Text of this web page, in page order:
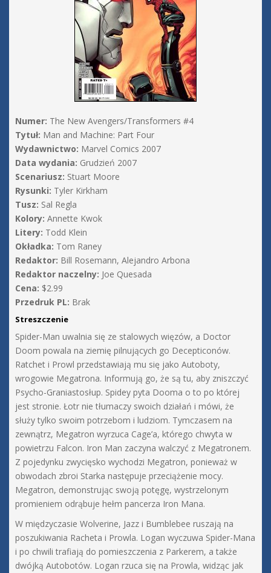
Numer: The New Avengers/Transformers #4
Tytuł: Man and Machine: Part Four
Wydawnictwo: Marvel Comics 2007
Data wydania: Grudzień 2007
Scenariusz: Stuart Moore
Rysunki: Tyler Kirkham
Tusz: Sal Regla
Kolory: Annette Kwok
Litery: Todd Klein
Okładka: Tom Raney
Redaktor: Bill Rosemann, Alejandro Arbona
Redaktor naczelny: Joe Quesada
Cena: $2.99
Przedruk PL: Brak
Streszczenie
Spider-Man uwalnia się ze stalowych więzów, a Doctor
Doom powala na ziemię pilnujących go Decepticonów.
Ratchet i Prowl przedstawiają mu się jako Autoboty,
wrogowie Megatrona. Informują go, że są tu, aby zniszczyć
Psycho-Graniastosłup. Spidey pyta Dooma o to po której
jest stronie. Łotr nie tłumaczy swoich działań i mówi, że
służy tylko swoim potrzebom i ludziom. Tymczasem na
zewnątrz, Megatron wyrzuca Cage’a, którego chwyta w
powietrzu Falcon. Iron Man zaczyna walczyć z Megatronem.
Z pojedynku zwycięsko wychodzi Megatron, ponieważ w
obwodach zbroi Starka następuje przeciążenie mocy.
Megatron, demonstrując swoją potęgę, wystrzelonym
promieniem odrąbuje hełm pancerza Iron Mana.
W międzyczasie Wolverine, Jazz i Bumblebee ruszają na
poszukiwania Racheta i Prowla. Logan wyczuwa Spider-Mana
i po chwili trafiają do pomieszczenia z Parkerem, a także
dwójką Autobotów. Logan rzuca się na Prowla, widząc jak